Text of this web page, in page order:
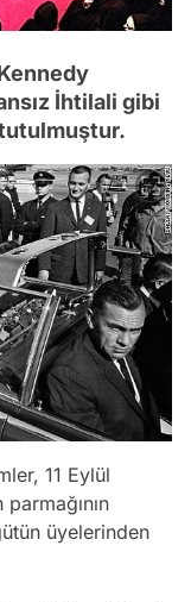
İhtilali gibi
11 Eylül
parmağının
üyelerinden